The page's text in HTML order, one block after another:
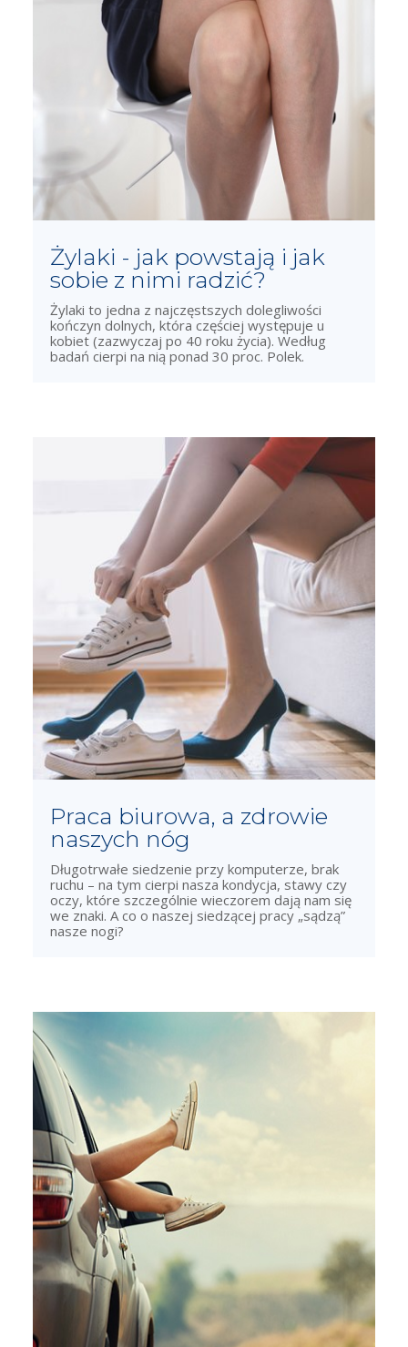
Żylaki - jak powstają i jak
sobie z nimi radzić?
Żylaki to jedna z najczęstszych dolegliwości
kończyn dolnych, która częściej występuje u
kobiet (zazwyczaj po 40 roku życia). Według
badań cierpi na nią ponad 30 proc. Polek.
Praca biurowa, a zdrowie
naszych nóg
Długotrwałe siedzenie przy komputerze, brak
ruchu – na tym cierpi nasza kondycja, stawy czy
oczy, które szczególnie wieczorem dają nam się
we znaki. A co o naszej siedzącej pracy „sądzą”
nasze nogi?